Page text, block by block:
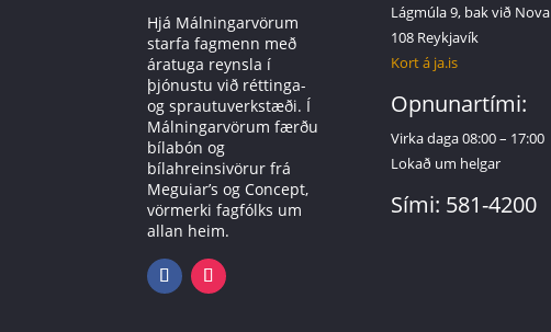
Hjá Málningarvörum
starfa fagmenn með
áratuga reynsla í
þjónustu við réttinga-
og sprautuverkstæði. Í
Málningarvörum færðu
bílabón og
bílahreinsivörur frá
Meguiar’s og Concept,
vörmerki fagfólks um
allan heim.
Lágmúla 9, bak við Nova
108 Reykjavík
Kort á ja.is
Opnunartími:
Virka daga 08:00 – 17:00
Lokað um helgar
Sími: 581-4200